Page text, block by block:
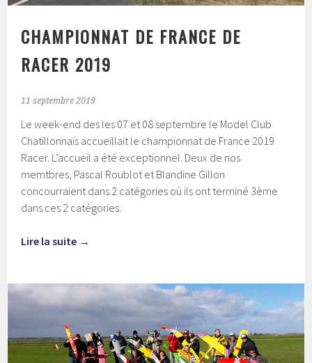
CHAMPIONNAT DE FRANCE DE
RACER 2019
11 septembre 2019
Le week-end des les 07 et 08 septembre le Model Club
Chatillonnais accueillait le championnat de France 2019
Racer. L’accueil a été exceptionnel. Deux de nos
memtbres, Pascal Roublot et Blandine Gillon
concourraient dans 2 catégories où ils ont terminé 3ème
dans ces 2 catégories.
Lire la suite →